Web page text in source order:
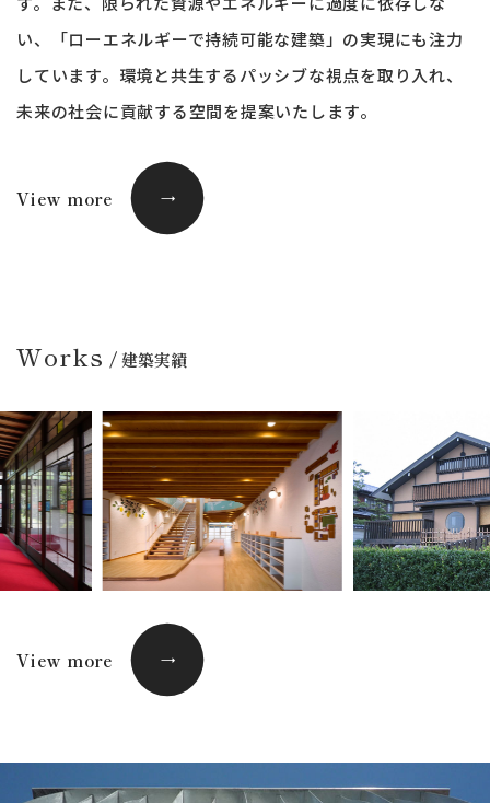
い、
「ローエネルギーで持続可能な建築」の実現にも注力
しています。 環境と共生するパッシブな視点を取り入れ、
未来の社会に貢献する空間を提案いたします。
View more →
→
Works / 建築実績
View more →
→